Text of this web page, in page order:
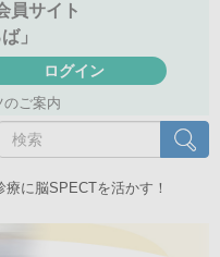
員サイト
」
ログイン
のご案内
検索
療に脳SPECTを活かす！